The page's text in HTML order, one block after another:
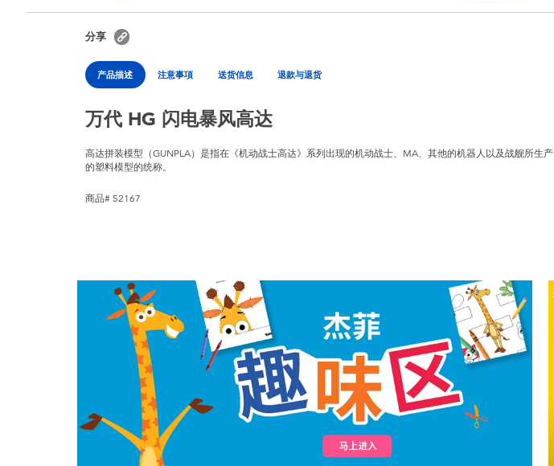
分享
产品描述 注意事項 送货信息 退款与退货
万代 HG 闪电暴风高达
高达拼装模型（GUNPLA）是指在《机动战士高达》系列出现的机动战士、MA、其他的机器人以及战舰所生产
的塑料模型的统称。
商品# 52167